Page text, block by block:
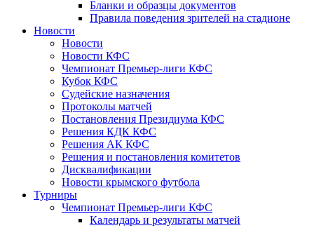
Бланки и образцы документов
Правила поведения зрителей на стадионе
Новости
Новости
Новости КФС
Чемпионат Премьер-лиги КФС
Кубок КФС
Судейские назначения
Протоколы матчей
Постановления Президиума КФС
Решения КДК КФС
Решения АК КФС
Решения и постановления комитетов
Дисквалификации
Новости крымского футбола
Турниры
Чемпионат Премьер-лиги КФС
Календарь и результаты матчей